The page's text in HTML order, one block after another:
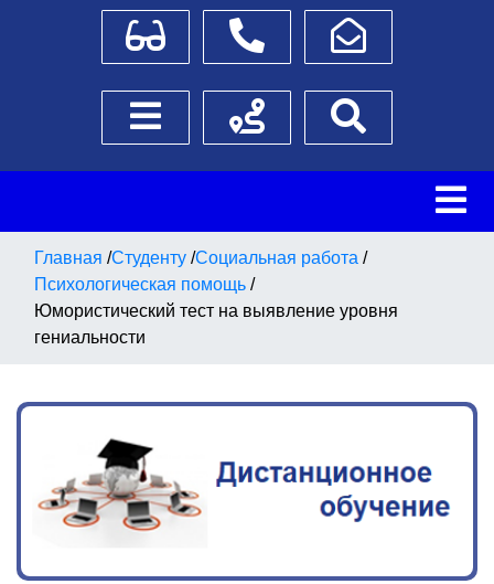
Для слабовидящихТелефоныНаписать обращение
Боковое менюСхема проезда
Главная /Студенту /Социальная работа /
Психологическая помощь /
Юмористический тест на выявление уровня
гениальности